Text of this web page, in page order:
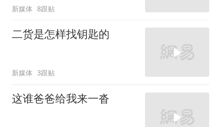
新媒体 8跟贴
二货是怎样找钥匙的
新媒体 3跟贴
这谁爸爸给我来一沓